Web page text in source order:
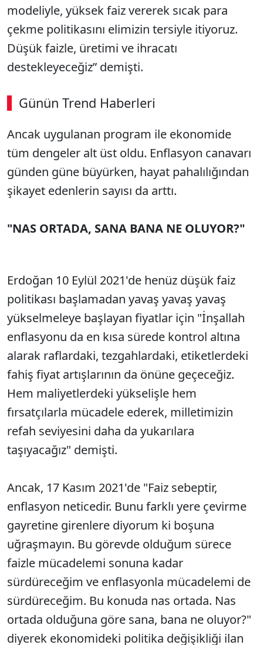
modeliyle, yüksek faiz vererek sıcak para
çekme politikasını elimizin tersiyle itiyoruz.
Düşük faizle, üretimi ve ihracatı
destekleyeceğiz” demişti.
Günün Trend Haberleri
SÖZCÜ SON DAKİKA
Ancak uygulanan program ile ekonomide
tüm dengeler alt üst oldu. Enflasyon canavarı
günden güne büyürken, hayat pahalılığından
şikayet edenlerin sayısı da arttı.
"NAS ORTADA, SANA BANA NE OLUYOR?"
Erdoğan 10 Eylül 2021'de henüz düşük faiz
politikası başlamadan yavaş yavaş yavaş
yükselmeleye başlayan fiyatlar için "İnşallah
enflasyonu da en kısa sürede kontrol altına
alarak raflardaki, tezgahlardaki, etiketlerdeki
fahiş fiyat artışlarının da önüne geçeceğiz.
Hem maliyetlerdeki yükselişle hem
fırsatçılarla mücadele ederek, milletimizin
refah seviyesini daha da yukarılara
taşıyacağız" demişti.
Ancak, 17 Kasım 2021'de "Faiz sebeptir,
enflasyon neticedir. Bunu farklı yere çevirme
gayretine girenlere diyorum ki boşuna
uğraşmayın. Bu görevde olduğum sürece
faizle mücadelemi sonuna kadar
sürdüreceğim ve enflasyonla mücadelemi de
sürdüreceğim. Bu konuda nas ortada. Nas
ortada olduğuna göre sana, bana ne oluyor?"
diyerek ekonomideki politika değişikliği ilan